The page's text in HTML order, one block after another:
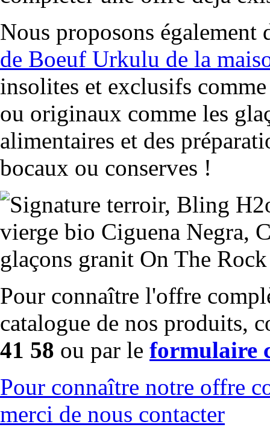
Nous proposons
de Boeuf Urkulu de la
insolites et exclusifs
ou originaux comme les
alimentaires et des
bocaux ou conserves !
Pour connaître l'offre
catalogue de nos produits,
41 58 ou par le formulaire
Pour connaître notre offre
merci de nous contacter